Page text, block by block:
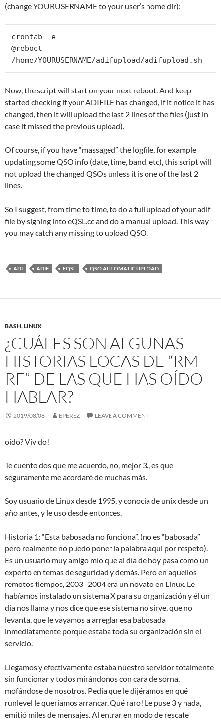
(change YOURUSERNAME to your user’s home dir):
crontab -e
@reboot
/home/YOURUSERNAME/adifupload/adifupload.sh
Now, the script will start on your next reboot. And keep
started checking if your ADIFILE has changed, if it notice it has
changed, then it will upload the last 2 lines of the files (just in
case it missed the previous upload).
Of course, if you have “massaged” the logfile, for example
updating some QSO info (date, time, band, etc), this script will
not upload the changed QSOs unless it is one of the last 2
lines.
So I suggest, from time to time, to do a full upload of your adif
file by signing into eQSL.cc and do a manual upload. This way
you may catch any missing to upload QSO.
ADI ADIF EQSL QSO AUTOMATIC UPLOAD
BASH,LINUX
¿CUÁLES SON ALGUNAS
HISTORIAS LOCAS DE “RM -
RF” DE LAS QUE HAS OÍDO
HABLAR?
2019/08/08 EPEREZ LEAVE A COMMENT
oído? Vivido!
Te cuento dos que me acuerdo, no, mejor 3., es que
seguramente me acordaré de muchas más.
Soy usuario de Linux desde 1995, y conocía de unix desde un
año antes, y le uso desde entonces.
Historia 1: “Esta babosada no funciona”. (no es “babosada”
pero realmente no puedo poner la palabra aqui por respeto).
Es un usuario muy amigo mío que al día de hoy pasa como un
experto en temas de seguridad y demás. Pero en aquellos
remotos tiempos, 2003–2004 era un novato en Linux. Le
habíamos instalado un sistema X para su organización y él un
día nos llama y nos dice que ese sistema no sirve, que no
levanta, que le vayamos a arreglar esa babosada
inmediatamente porque estaba toda su organización sin el
servicio.
Llegamos y efectivamente estaba nuestro servidor totalmente
sin funcionar y todos mirándonos con cara de sorna,
mofándose de nosotros. Pedía que le dijéramos en qué
runlevel le queríamos arrancar. Qué raro! Le puse 3 y nada,
emitió miles de mensajes. Al entrar en modo de rescate